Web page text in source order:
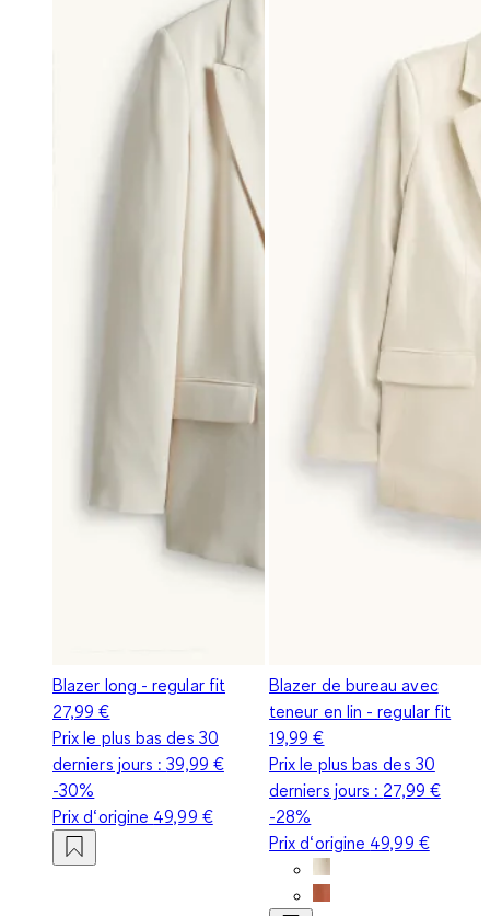
Blazer long - regular fit
27,99 €
Prix le plus bas des 30
derniers jours :39,99 €
-30%
Prix d‘origine 49,99 €
Blazer de bureau avec
teneur en lin - regular fit
19,99 €
Prix le plus bas des 30
derniers jours : 27,99 €
-28%
Prix d‘origine 49,99 €